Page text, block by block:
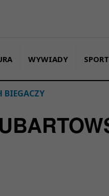
WYWIADY SPORT
BIEGACZY